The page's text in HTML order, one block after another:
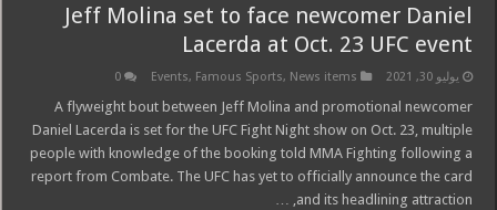
Jeff Molina set to face newcomer Daniel
Lacerda at Oct. 23 UFC event
يوليو 30, 2021 Events, Famous Sports, News items
0
A flyweight bout between Jeff Molina and promotional newcomer
Daniel Lacerda is set for the UFC Fight Night show on Oct. 23, multiple
people with knowledge of the booking told MMA Fighting following a
report from Combate. The UFC has yet to officially announce the card
and its headlining attraction, …